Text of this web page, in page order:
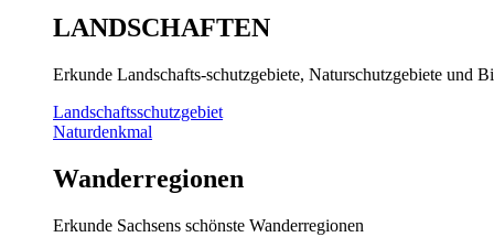
LANDSCHAFTEN
Erkunde Landschafts-schutzgebiete, Naturschutzgebiete und
Landschaftsschutzgebiet
Naturdenkmal
Wanderregionen
Erkunde Sachsens schönste Wanderregionen